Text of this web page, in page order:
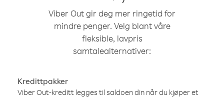
Viber Out gir deg mer ringetid for
mindre penger. Velg blant våre
fleksible, lavpris
samtalealternativer:
Kredittpakker
Viber Out-kreditt legges til saldoen din når du kjøper et